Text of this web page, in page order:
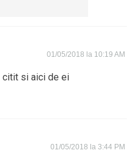
01/05/2018 la 10:19 AM
citit si aici de ei
01/05/2018 la 3:44 PM